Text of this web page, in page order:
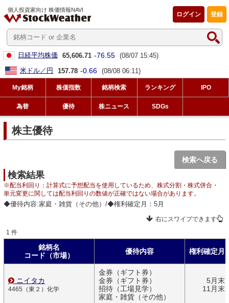
個人投資家向け 株価情報NAVI
登録
ログイン
日経平均株価 65,606.71 -76.55 (08/07 15:45)
米ドル／円
157.78 -0.66 (08/08 06:11)
My銘柄 株価指数 銘柄検索 ランキング IPO
為替 優待 株ニュース SDGs
株主優待
検索へ戻る
検索結果
※配当利回り：計算式に予想配当を使用しているため、株式分割・株式併合・
単元変更に関しては配当利回りの数値が正確ではない場合があります。
◆優待内容:家庭・雑貨（その他）/◆権利確定月：5月
右にスワイプできます
1 件
銘柄名
コード（市場）
優待内容 権利確定月
ニイタカ
4465（東２）化学
金券（ギフト券）
金券（ギフト券）
招待（工場見学）
家庭・雑貨（その他）
5月末
11月末